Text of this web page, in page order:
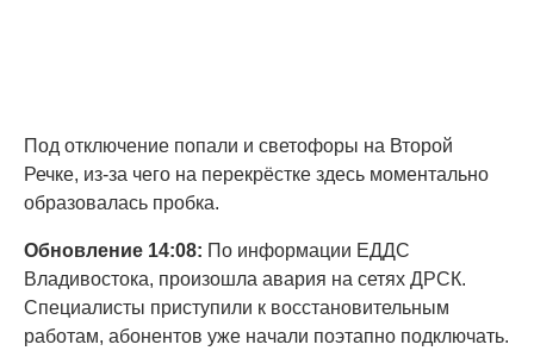
Под отключение попали и светофоры на Второй
Речке, из-за чего на перекрёстке здесь моментально
образовалась пробка.
Обновление 14:08: По информации ЕДДС
Владивостока, произошла авария на сетях ДРСК.
Специалисты приступили к восстановительным
работам, абонентов уже начали поэтапно подключать.